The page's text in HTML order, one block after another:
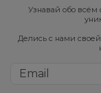
Узнавай обо
Делись с нами